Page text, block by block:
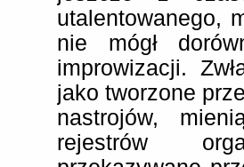
utalentowanego,
nie mógł
improwizacji.
jako tworzone
nastrojów,
rejestrów